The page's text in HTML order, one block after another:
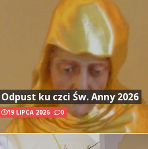
Odpust ku czci Św. Anny 2026
19 LIPCA 2026 0